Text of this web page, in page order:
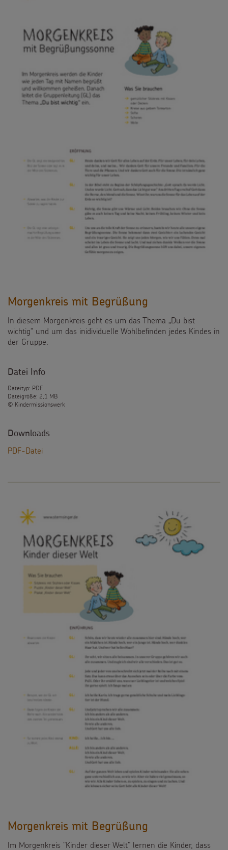
Morgenkreis mit Begrüßung
In diesem Morgenkreis geht es um das Thema „Du bist
wichtig“ und um das inidividuelle Wohlbefinden jedes Kindes in
der Gruppe.
Datei Info
Dateityp: PDF
Dateigröße: 2,1 MB
© Kindermissionswerk
Downloads
PDF-Datei
Morgenkreis mit Begrüßung
Im Morgenkreis "Kinder dieser Welt" lernen die Kinder, dass